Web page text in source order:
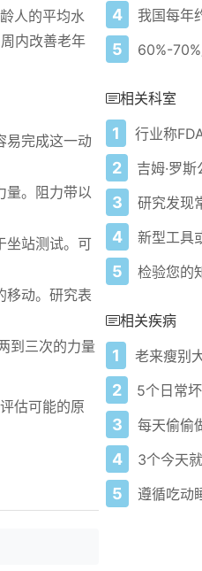
人的平均水
内改善老年
易完成这一动
量。阻力带以
坐站测试。可
移动。研究表
到三次的力量
估可能的原
4
5
相关科室
1
2
3
4
5 检验您的
相关疾病
1 老来瘦别
2 5个日常
3
4
5